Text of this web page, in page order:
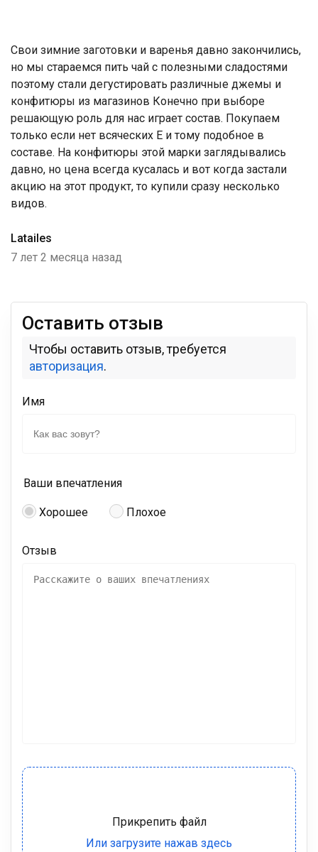
Свои зимние заготовки и варенья давно закончились,
но мы стараемся пить чай с полезными сладостями
поэтому стали дегустировать различные джемы и
конфитюры из магазинов Конечно при выборе
решающую роль для нас играет состав. Покупаем
только если нет всяческих Е и тому подобное в
составе. На конфитюры этой марки заглядывались
давно, но цена всегда кусалась и вот когда застали
акцию на этот продукт, то купили сразу несколько
видов.
Latailes
7 лет 2 месяца назад
Оставить отзыв
Чтобы оставить отзыв, требуется
авторизация.
Имя
Ваши впечатления
Хорошее Плохое
Отзыв